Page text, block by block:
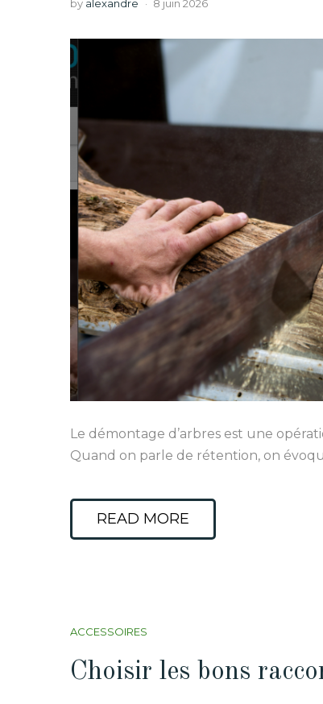
by alexandre 8 juin 2026
Le démontage d’arbres est une
Quand on parle de rétention, on
READ MORE
ACCESSOIRES
Choisir les bons